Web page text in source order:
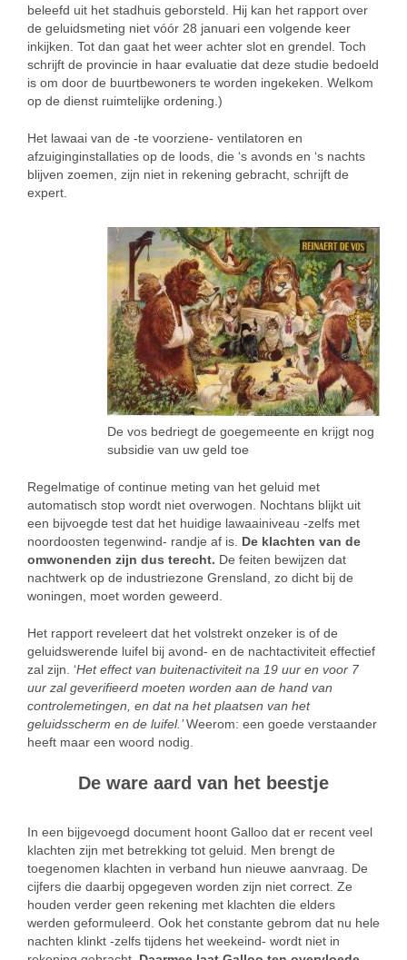
beleefd uit het stadhuis geborsteld. Hij kan het rapport over
de geluidsmeting niet vóór 28 januari een volgende keer
inkijken. Tot dan gaat het weer achter slot en grendel. Toch
schrijft de provincie in haar evaluatie dat deze studie bedoeld
is om door de buurtbewoners te worden ingekeken. Welkom
op de dienst ruimtelijke ordening.)
Het lawaai van de -te voorziene- ventilatoren en
afzuiginginstallaties op de loods, die ‘s avonds en ‘s nachts
blijven zoemen, zijn niet in rekening gebracht, schrijft de
expert.
De vos bedriegt de goegemeente en krijgt nog
subsidie van uw geld toe
Regelmatige of continue meting van het geluid met
automatisch stop wordt niet overwogen. Nochtans blijkt uit
een bijvoegde test dat het huidige lawaainiveau -zelfs met
noordoosten tegenwind- randje af is. De klachten van de
omwonenden zijn dus terecht. De feiten bewijzen dat
nachtwerk op de industriezone Grensland, zo dicht bij de
woningen, moet worden geweerd.
Het rapport reveleert dat het volstrekt onzeker is of de
geluidswerende luifel bij avond- en de nachtactiviteit effectief
zal zijn. ‘Het effect van buitenactiviteit na 19 uur en voor 7
uur zal geverifieerd moeten worden aan de hand van
controlemetingen, en dat na het plaatsen van het
geluidsscherm en de luifel.’Weerom: een goede verstaander
heeft maar een woord nodig.
De ware aard van het beestje
In een bijgevoegd document hoont Galloo dat er recent veel
klachten zijn met betrekking tot geluid. Men brengt de
toegenomen klachten in verband hun nieuwe aanvraag. De
cijfers die daarbij opgegeven worden zijn niet correct. Ze
houden verder geen rekening met klachten die elders
werden geformuleerd. Ook het constante gebrom dat nu hele
nachten klinkt -zelfs tijdens het weekeind- wordt niet in